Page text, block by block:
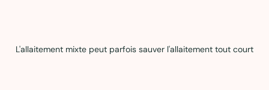
L'allaitement mixte peut parfois sauver l'allaitement tout court